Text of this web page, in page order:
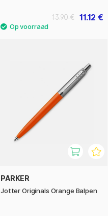
11.12 €
13.90 €
PARKER
Jotter Originals Orange Balpen